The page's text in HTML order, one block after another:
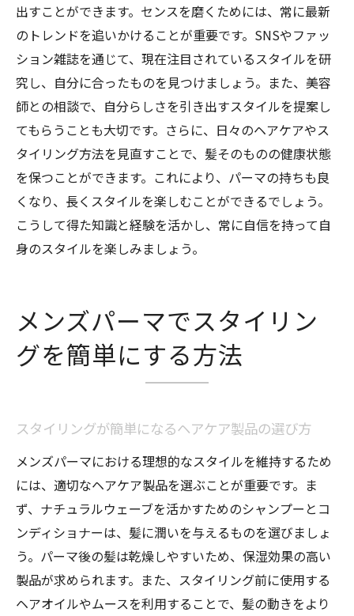
出すことができます。センスを磨くためには、常に最新
のトレンドを追いかけることが重要です。SNSやファッ
ション雑誌を通じて、現在注目されているスタイルを研
究し、自分に合ったものを見つけましょう。また、美容
師との相談で、自分らしさを引き出すスタイルを提案し
てもらうことも大切です。さらに、日々のヘアケアやス
タイリング方法を見直すことで、髪そのものの健康状態
を保つことができます。これにより、パーマの持ちも良
くなり、長くスタイルを楽しむことができるでしょう。
こうして得た知識と経験を活かし、常に自信を持って自
身のスタイルを楽しみましょう。
メンズパーマでスタイリン
グを簡単にする方法
スタイリングが簡単になるヘアケア製品の選び方
メンズパーマにおける理想的なスタイルを維持するため
には、適切なヘアケア製品を選ぶことが重要です。ま
ず、ナチュラルウェーブを活かすためのシャンプーとコ
ンディショナーは、髪に潤いを与えるものを選びましょ
う。パーマ後の髪は乾燥しやすいため、保湿効果の高い
製品が求められます。また、スタイリング前に使用する
ヘアオイルやムースを利用することで、髪の動きをより